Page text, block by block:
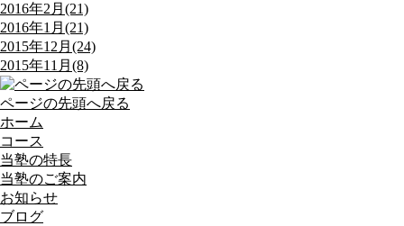
2016年2月(21)
2016年1月(21)
2015年12月(24)
2015年11月(8)
ページの先頭へ戻る
ホーム
コース
当塾の特長
当塾のご案内
お知らせ
ブログ